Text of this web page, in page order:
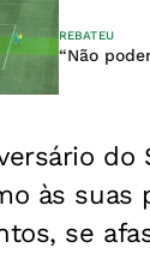
REBATEU
“Não
do
às suas
se